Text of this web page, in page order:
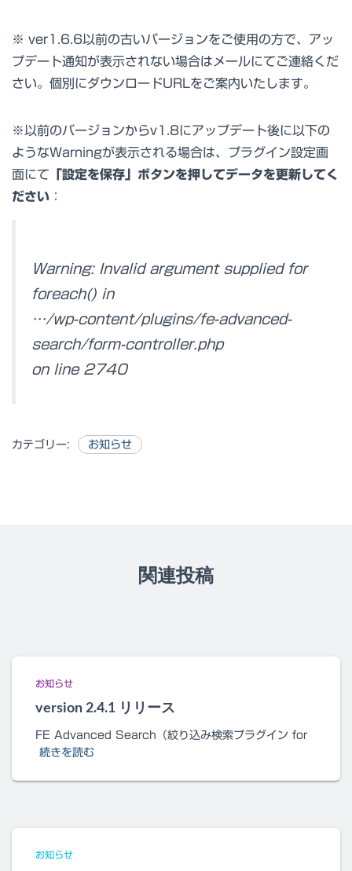
※ ver1.6.6以前の古いバージョンをご使用の方で、アッ
プデート通知が表示されない場合はメールにてご連絡くだ
さい。個別にダウンロードURLをご案内いたします。
※以前のバージョンからv1.8にアップデート後に以下の
ようなWarningが表示される場合は、プラグイン設定画
面にて 「設定を保存」ボタンを押してデータを更新してく
ださい ：
Warning: Invalid argument supplied for
foreach() in
…/wp-content/plugins/fe-advanced-
search/form-controller.php
on line 2740
カテゴリー: お知らせ
関連投稿
お知らせ
version 2.4.1 リリース
FE Advanced Search（絞り込み検索プラグイン for
続きを読む
お知らせ